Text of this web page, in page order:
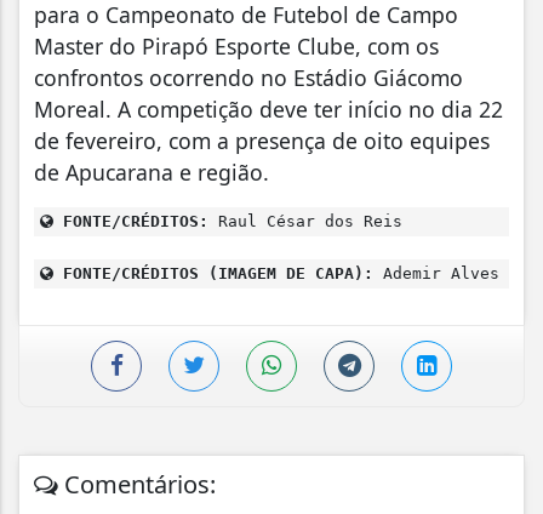
para o Campeonato de Futebol de Campo
Master do Pirapó Esporte Clube, com os
confrontos ocorrendo no Estádio Giácomo
Moreal. A competição deve ter início no dia 22
de fevereiro, com a presença de oito equipes
de Apucarana e região.
FONTE/CRÉDITOS: Raul César dos Reis
FONTE/CRÉDITOS (IMAGEM DE CAPA): Ademir Alves
Comentários: